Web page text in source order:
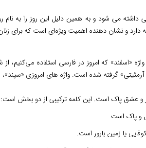
داشته می شود و به همین دلیل این روز را به
دارد و نشان دهنده اهمیت ویژه‌ای است که برای
«اسفند» که امروز در فارسی استفاده می‌کنیم،
گرفته شده است. واژه های امروزی «سپند»،
و عشق پاک است. این کلمه ترکیبی از دو بخش است:
و پاک است
یا زمین بارور است.